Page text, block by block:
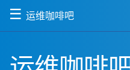
☰ 运维咖啡吧